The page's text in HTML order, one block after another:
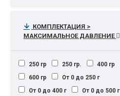
КОМПЛЕКТАЦИЯ >
МАКСИМАЛЬНОЕ ДАВЛЕНИЕ
250 гр 250 гр.
400 гр
600 гр
От 0 до 250 г
От 0 до 400 г
От 0 до 500 г